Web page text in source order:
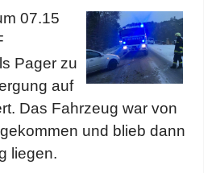
07.15
Pager zu
auf
Das Fahrzeug war von
und blieb dann
liegen.